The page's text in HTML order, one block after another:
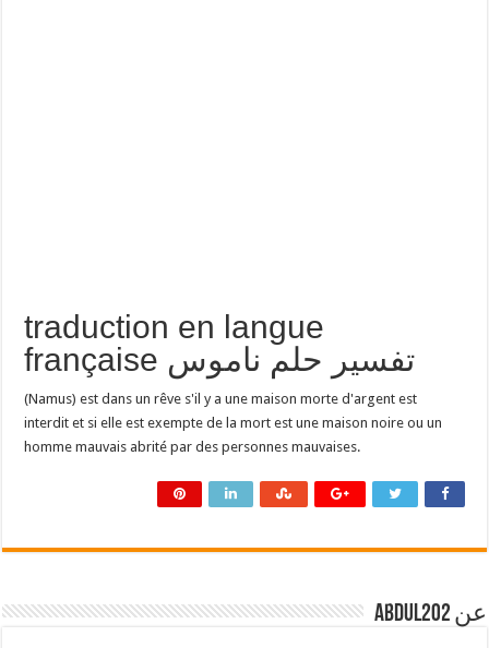
traduction en langue
française تفسير حلم ناموس
(Namus) est dans un rêve s'il y a une maison morte d'argent est
interdit et si elle est exempte de la mort est une maison noire ou un
homme mauvais abrité par des personnes mauvaises.
عن abdul202